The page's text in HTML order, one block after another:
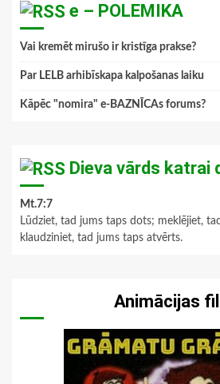
e – POLEMIKA
Vai kremēt mirušo ir kristīga prakse?
Par LELB arhibīskapa kalpošanas laiku
Kāpēc "nomira" e-BAZNĪCAs forums?
Dieva vārds katrai
Mt.7:7
Lūdziet, tad jums taps dots; meklējiet,
klaudziniet, tad jums taps atvērts.
Animācijas